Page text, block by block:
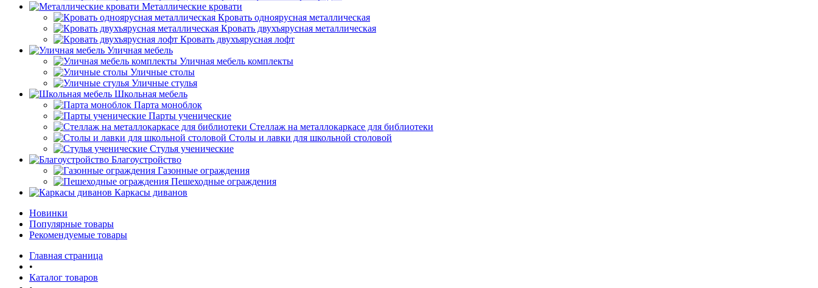
Металлические кровати
Кровать одноярусная металлическая
Кровать двухъярусная металлическая
Кровать двухъярусная лофт
Уличная мебель
Уличная мебель комплекты
Уличные столы
Уличные стулья
Школьная мебель
Парта моноблок
Парты ученические
Стеллаж на металлокаркасе для библиотеки
Столы и лавки для школьной столовой
Стулья ученические
Благоустройство
Газонные ограждения
Пешеходные ограждения
Каркасы диванов
Новинки
Популярные товары
Рекомендуемые товары
Главная страница
•
Каталог товаров